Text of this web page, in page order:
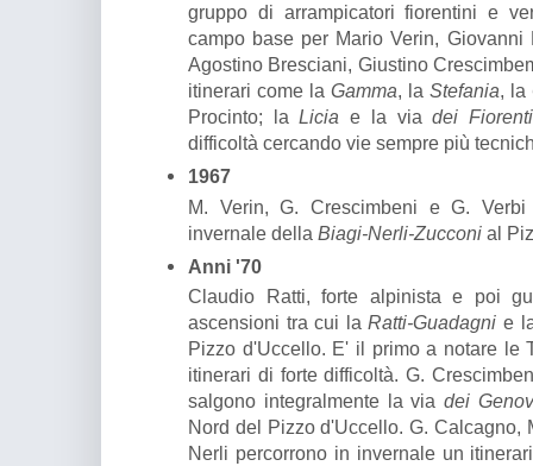
gruppo di arrampicatori fiorentini e
campo base per Mario Verin, Giovanni
Agostino Bresciani, Giustino
itinerari come la Gamma, la Stefania, la
Procinto; laLicia e la viadei
difficoltà cercando vie sempre più
1967
M. Verin, G. Crescimbeni e G.
invernale della Biagi-Nerli-Zucconi al
Anni '70
Claudio Ratti, forte alpinista e poi
ascensioni tra cui laRatti-Guadagnie
Pizzo d'Uccello. E' il primo a notare le
itinerari di forte difficoltà. G.
salgono integralmente la viadei
Nord del Pizzo d'Uccello. G. Calcagno,
Nerli percorrono in invernale un